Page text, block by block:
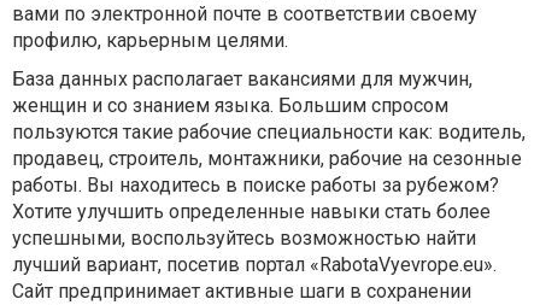
вами по электронной почте в соответствии своему
профилю, карьерным целями.
База данных располагает вакансиями для мужчин,
женщин и со знанием языка. Большим спросом
пользуются такие рабочие специальности как: водитель,
продавец, строитель, монтажники, рабочие на сезонные
работы. Вы находитесь в поиске работы за рубежом?
Хотите улучшить определенные навыки стать более
успешными, воспользуйтесь возможностью найти
лучший вариант, посетив портал «RabotaVyevrope.eu».
Сайт предпринимает активные шаги в сохранении